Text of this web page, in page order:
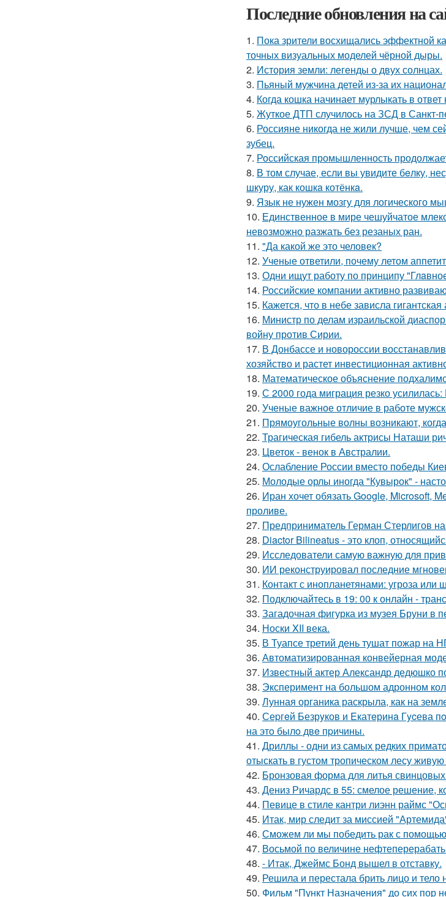
Последние обновления на
1. Пока зрители восхищались эффектной
точных визуальных моделей чёрной дыры.
2. История земли: легенды о двух солнцах.
3. Пьяный мужчина детей из-за их
4. Когда кошка начинает мурлыкать в
5. Жуткое ДТП случилось на ЗСД в Санкт-
6. Россияне никогда не жили лучше, чем
зубец.
7. Российская промышленность
8. В том случае, если вы увидите бeлку,
шкуру, как кошкa котёнкa.
9. Язык не нужен мозгу для логического
10. Единственное в мире чешуйчатое
невозможно разжать без резаных ран.
11. "Да какой же это человек?
12. Ученые ответили, почему летом
13. Одни ищут работу по принципу
14. Российские компании активно
15. Кажется, что в небе зависла
16. Министр по делам израильской
войну против Сирии.
17. В Донбассе и новороссии
хозяйство и растет инвестиционная
18. Математическое объяснение
19. С 2000 года миграция резко
20. Ученые важное отличие в работе
21. Прямоугольные волны возникают,
22. Трагическая гибель актрисы Наташи
23. Цветок - венок в Австралии.
24. Ослабление России вместо победы
25. Молодые орлы иногда "Кувырок" -
26. Иран хочет обязать Google, Microsoft,
проливе.
27. Предприниматель Герман Стерлигов
28. Diactor Bilineatus - это клоп,
29. Исследователи самую важную для
30. ИИ реконструировал последние
31. Контакт с инопланетянами: угроза или
32. Подключайтесь в 19: 00 к онлайн -
33. Загадочная фигурка из музея Бруни в
34. Носки XII века.
35. В Туапсе третий день тушат пожар на
36. Автоматизированная конвейерная
37. Известный актер Александр дедюшко
38. Эксперимент на большом адронном
39. Лунная органика раскрыла, как на
40. Сеpгeй Безрyков и Eкатeринa Гycева
на этo былo двe пpичины.
41. Дриллы - одни из самых редких
отыскать в густом тропическом лесу живую
42. Бронзовая форма для литья
43. Дениз Ричардс в 55: смелое решение,
44. Певице в стиле кантри лиэнн раймс
45. Итак, мир следит за миссией
46. Сможем ли мы победить рак с
47. Восьмой по величине
48. - Итак, Джеймс Бонд вышел в отставку.
49. Решила и перестала брить лицо и тело
50. Фильм "Пункт Назначения" до сих пор